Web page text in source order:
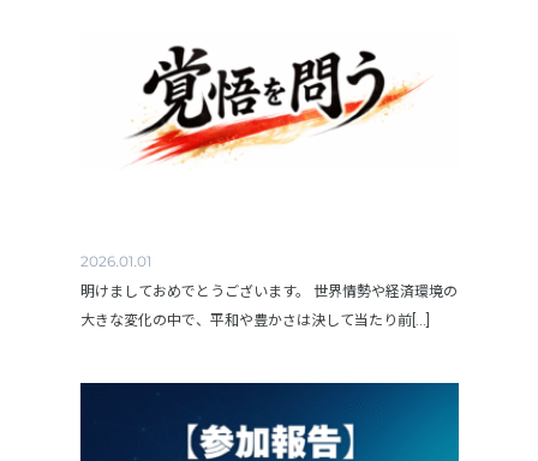
2026.01.01
明けましておめでとうございます。 世界情勢や経済環境の
大きな変化の中で、平和や豊かさは決して当たり前[...]